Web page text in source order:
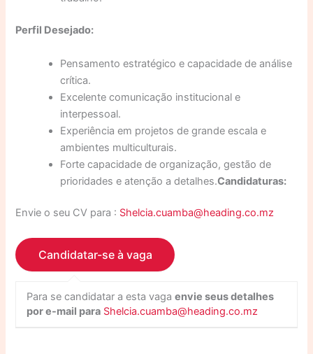
Perfil Desejado:
Pensamento estratégico e capacidade de análise
crítica.
Excelente comunicação institucional e
interpessoal.
Experiência em projetos de grande escala e
ambientes multiculturais.
Forte capacidade de organização, gestão de
prioridades e atenção a detalhes.Candidaturas:
Envie o seu CV para : Shelcia.cuamba@heading.co.mz
Para se candidatar a esta vagaenvie seus detalhes
por e-mail para Shelcia.cuamba@heading.co.mz